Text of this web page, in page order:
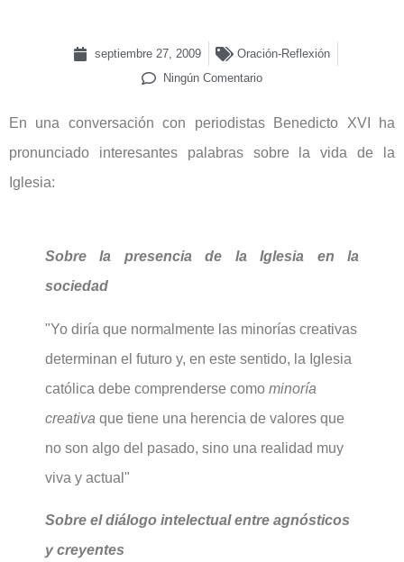
septiembre 27, 2009
Oración-Reflexión
Ningún Comentario
En una conversación con periodistas Benedicto XVI ha
pronunciado interesantes palabras sobre la vida de la
Iglesia:
Sobre la presencia de la Iglesia en la
sociedad
"Yo diría que normalmente las minorías creativas
determinan el futuro y, en este sentido, la Iglesia
católica debe comprenderse como minoría
creativa que tiene una herencia de valores que
no son algo del pasado, sino una realidad muy
viva y actual"
Sobre el diálogo intelectual entre agnósticos
y creyentes